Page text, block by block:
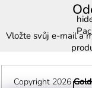
Vložte svůj e-mail a
Copyright 2026